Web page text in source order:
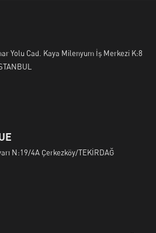
Yolu Cad. Kaya Milenyum İş Merkezi K:8
N:19/4A Çerkezköy/TEKİRDAĞ